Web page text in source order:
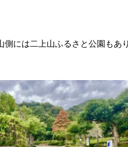
側には二上山ふるさと公園もあ